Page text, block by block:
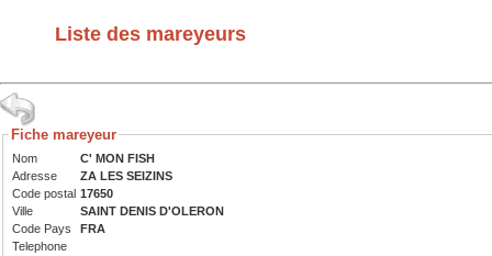
Liste des mareyeurs
Fiche mareyeur
Nom
C' MON FISH
Adresse
ZA LES SEIZINS
Code postal 17650
Ville
SAINT DENIS D'OLERON
Code Pays
FRA
Telephone